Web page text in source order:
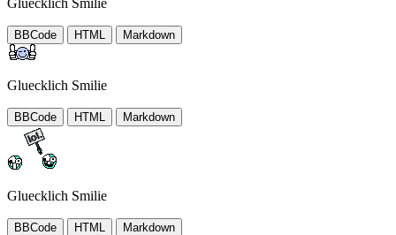
BBCode HTML Markdown
Gluecklich Smilie
BBCode HTML Markdown
Gluecklich Smilie
BBCode HTML Markdown